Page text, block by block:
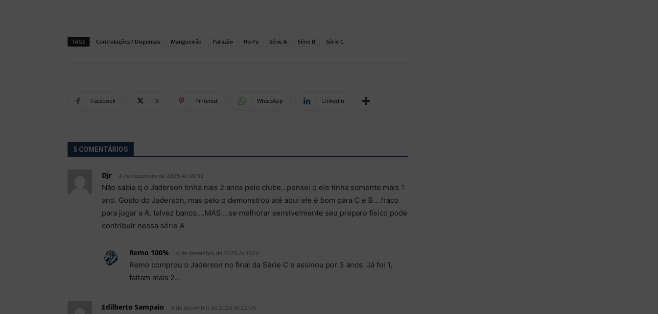
TAGS Contratações / Dispensas Mangueirão Parazão Re-Pa Série A Série B Série C
Facebook X Pinterest WhatsApp Linkedin
5 COMENTÁRIOS
Djr 4 de dezembro de 2025 At 09:32
Não sabia q o Jaderson tinha nais 2 anos pelo clube…pensei q ele tinha somente mais 1
ano. Gosto do Jaderson, mas pelo q demonstrou até aqui ele é bom para C e B….fraco
para jogar a A, talvez banco….MAS….se melhorar sensivelmente seu preparo físico pode
contribuir nessa série A
Remo 100% 4 de dezembro de 2025 At 11:24
Remo comprou o Jaderson no final da Série C e assinou por 3 anos. Já foi 1,
faltam mais 2…
Edilberto Sampaio 4 de dezembro de 2025 At 22:05